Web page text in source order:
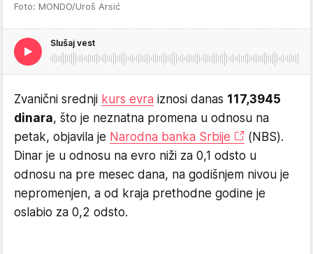
Foto: MONDO/Uroš Arsić
Slušaj vest
Zvanični srednji kurs evra iznosi danas 117,3945
dinara, što je neznatna promena u odnosu na
petak, objavila je Narodna banka Srbije
(NBS).
Dinar je u odnosu na evro niži za 0,1 odsto u
odnosu na pre mesec dana, na godišnjem nivou je
nepromenjen, a od kraja prethodne godine je
oslabio za 0,2 odsto.